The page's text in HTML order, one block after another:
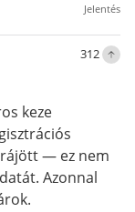
Jelentés
312
keze
— ez nem
Azonnal